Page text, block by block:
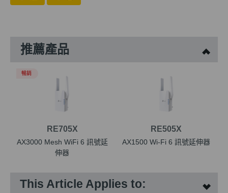
推薦產品
RE705X
AX3000 Mesh WiFi 6 訊號延
伸器
暢銷
RE505X
AX1500 Wi-Fi 6 訊號延伸器
This Article Applies to: